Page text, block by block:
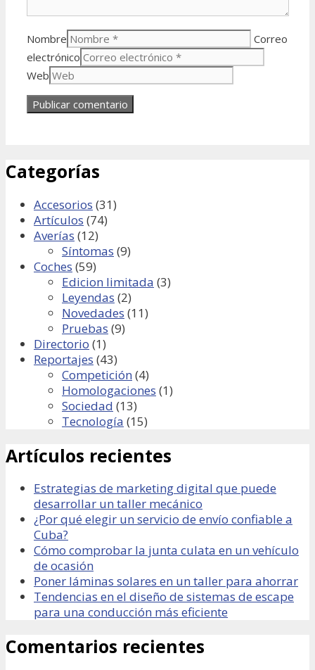
Nombre
Correo
electrónico
Web
Categorías
Accesorios (31)
Artículos (74)
Averías (12)
Síntomas (9)
Coches (59)
Edicion limitada (3)
Leyendas (2)
Novedades (11)
Pruebas (9)
Directorio (1)
Reportajes (43)
Competición (4)
Homologaciones (1)
Sociedad (13)
Tecnología (15)
Artículos recientes
Estrategias de marketing digital que puede
desarrollar un taller mecánico
¿Por qué elegir un servicio de envío confiable a
Cuba?
Cómo comprobar la junta culata en un vehículo
de ocasión
Poner láminas solares en un taller para ahorrar
Tendencias en el diseño de sistemas de escape
para una conducción más eficiente
Comentarios recientes